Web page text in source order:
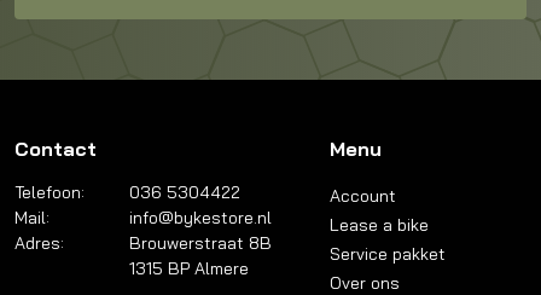
Contact
Telefoon:
036 5304422
Mail:
info@bykestore.nl
Adres:
Brouwerstraat 8B
1315 BP Almere
Menu
Account
Lease a bike
Service pakket
Over ons